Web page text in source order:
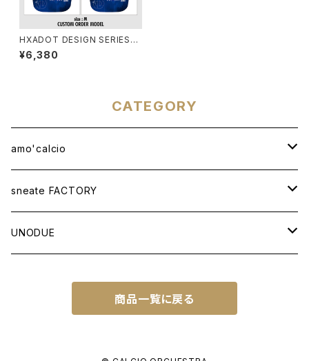
HXADOT DESIGN SERIES
[DIGICAMO BULE]
¥6,380
CATEGORY
amo'calcio
APPAREL
T-SHIRT
BAG
WOVEN TOTEBAG A4W
sneate FACTORY
ORIGINAL DESIGN
NATIONAL IDENTITY SERIES
UNODUE
FUTSAL BALL
SOCCER NOTE
商品一覧に戻る